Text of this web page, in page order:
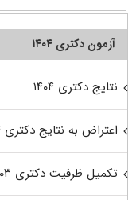
آزمون دکتری ۱۴۰۴
نتایج دکتری ۱۴۰۴
اعتراض به نتایج دکتری ۱۴۰۴
تکمیل ظرفیت دکتری ۱۴۰۳